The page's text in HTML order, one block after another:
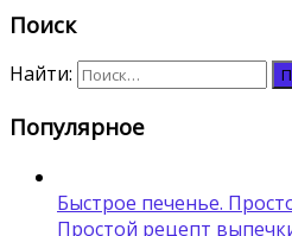
Поиск
Найти:
Популярное
Быстрое печенье.
Простой рецепт